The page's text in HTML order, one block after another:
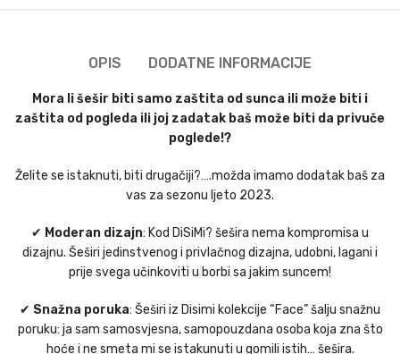
OPIS DODATNE INFORMACIJE
Mora li šešir biti samo zaštita od sunca ili može biti i
zaštita od pogleda ili joj zadatak baš može biti da privuče
poglede!?
Želite se istaknuti, biti drugačiji?….možda imamo dodatak baš za
vas za sezonu ljeto 2023.
✔ Moderan dizajn: Kod DiSiMi? šešira nema kompromisa u
dizajnu. Šeširi jedinstvenog i privlačnog dizajna, udobni, lagani i
prije svega učinkoviti u borbi sa jakim suncem!
✔ Snažna poruka: Šeširi iz Disimi kolekcije “Face” šalju snažnu
poruku: ja sam samosvjesna, samopouzdana osoba koja zna što
hoće i ne smeta mi se istakunuti u gomili istih… šešira.